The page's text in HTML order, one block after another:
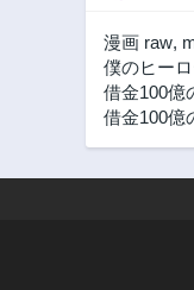
漫画 raw,
僕のヒー
借金100億
借金100億